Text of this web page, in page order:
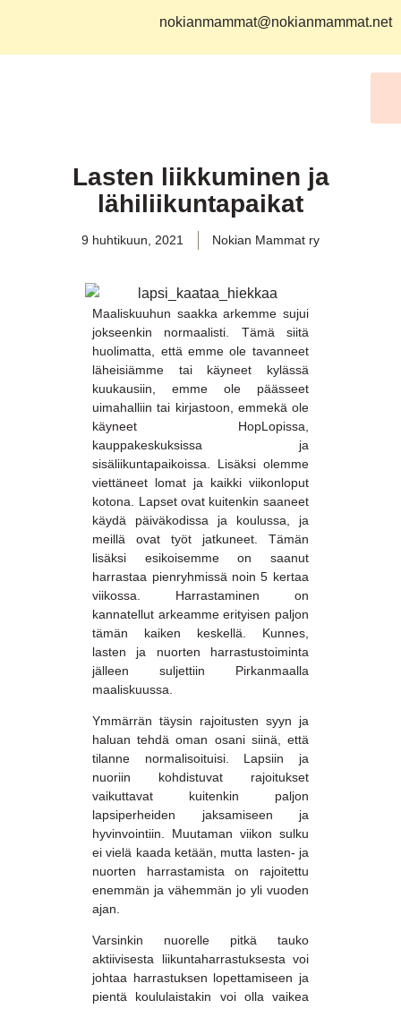
nokianmammat@nokianmammat.net
Lasten liikkuminen ja
lähiliikuntapaikat
9 huhtikuun, 2021 Nokian Mammat ry
Maaliskuuhun saakka arkemme sujui
jokseenkin normaalisti. Tämä siitä
huolimatta, että emme ole tavanneet
läheisiämme tai käyneet kylässä
kuukausiin, emme ole päässeet
uimahalliin tai kirjastoon, emmekä ole
käyneet HopLopissa,
kauppakeskuksissa ja
sisäliikuntapaikoissa. Lisäksi olemme
viettäneet lomat ja kaikki viikonloput
kotona. Lapset ovat kuitenkin saaneet
käydä päiväkodissa ja koulussa, ja
meillä ovat työt jatkuneet. Tämän
lisäksi esikoisemme on saanut
harrastaa pienryhmissä noin 5 kertaa
viikossa. Harrastaminen on
kannatellut arkeamme erityisen paljon
tämän kaiken keskellä. Kunnes,
lasten ja nuorten harrastustoiminta
jälleen suljettiin Pirkanmaalla
maaliskuussa.
Ymmärrän täysin rajoitusten syyn ja
haluan tehdä oman osani siinä, että
tilanne normalisoituisi. Lapsiin ja
nuoriin kohdistuvat rajoitukset
vaikuttavat kuitenkin paljon
lapsiperheiden jaksamiseen ja
hyvinvointiin. Muutaman viikon sulku
ei vielä kaada ketään, mutta lasten- ja
nuorten harrastamista on rajoitettu
enemmän ja vähemmän jo yli vuoden
ajan.
Varsinkin nuorelle pitkä tauko
aktiivisesta liikuntaharrastuksesta voi
johtaa harrastuksen lopettamiseen ja
pientä koululaistakin voi olla vaikea